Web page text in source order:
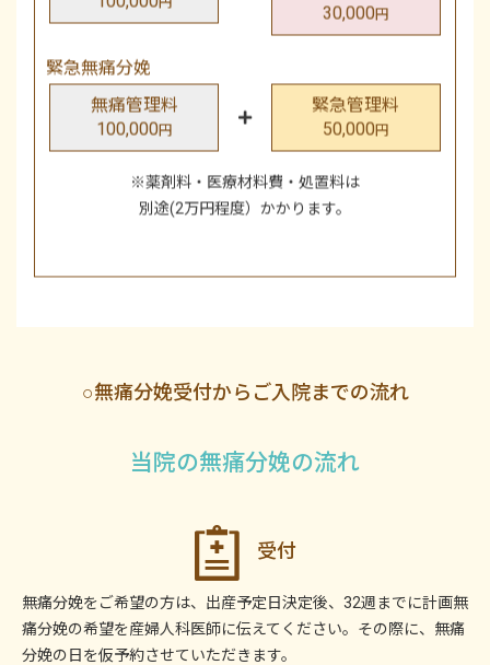
30,000円
緊急無痛分娩
無痛管理料
100,000円
緊急管理料
50,000円
※薬剤料・医療材料費・処置料は
別途(2万円程度）かかります。
○無痛分娩受付からご入院までの流れ
当院の無痛分娩の流れ
受付
無痛分娩をご希望の方は、出産予定日決定後、32週までに計画無
痛分娩の希望を産婦人科医師に伝えてください。その際に、無痛
分娩の日を仮予約させていただきます。